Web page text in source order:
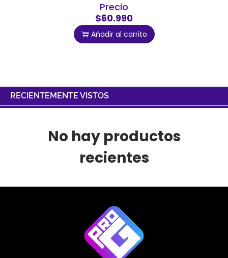
Precio
$60.990
Añadir al carrito
RECIENTEMENTE VISTOS
No hay productos
recientes